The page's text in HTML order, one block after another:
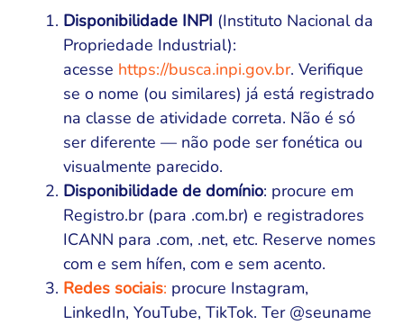
Disponibilidade INPI (Instituto Nacional da
Propriedade Industrial):
acesse https://busca.inpi.gov.br. Verifique
se o nome (ou similares) já está registrado
na classe de atividade correta. Não é só
ser diferente — não pode ser fonética ou
visualmente parecido.
Disponibilidade de domínio: procure em
Registro.br (para .com.br) e registradores
ICANN para .com, .net, etc. Reserve nomes
com e sem hífen, com e sem acento.
Redes sociais: procure Instagram,
LinkedIn, YouTube, TikTok. Ter @seuname